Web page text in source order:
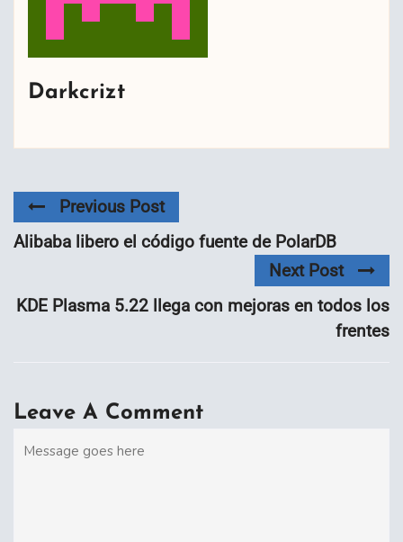
Darkcrizt
Previous Post
Alibaba libero el código fuente de PolarDB
Next Post
KDE Plasma 5.22 llega con mejoras en todos los
frentes
Leave A Comment